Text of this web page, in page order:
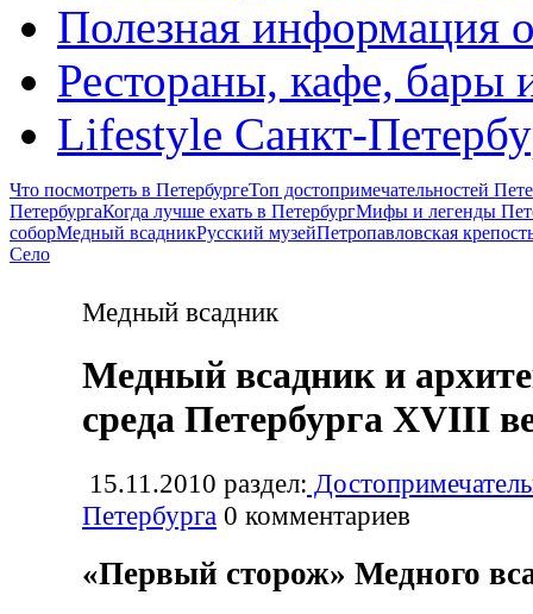
Полезная информация
Рестораны, кафе, бары
Lifestyle Санкт-
Что посмотреть в ПетербургеТоп достопримечательностей
ПетербургаКогда лучше ехать в ПетербургМифы и легенды
соборМедный всадникРусский музейПетропавловская
Село
Медный всадник
Медный всадник и
среда Петербурга XVIII
15.11.2010 раздел:
Петербурга 0 комментариев
«Первый сторож» Медного